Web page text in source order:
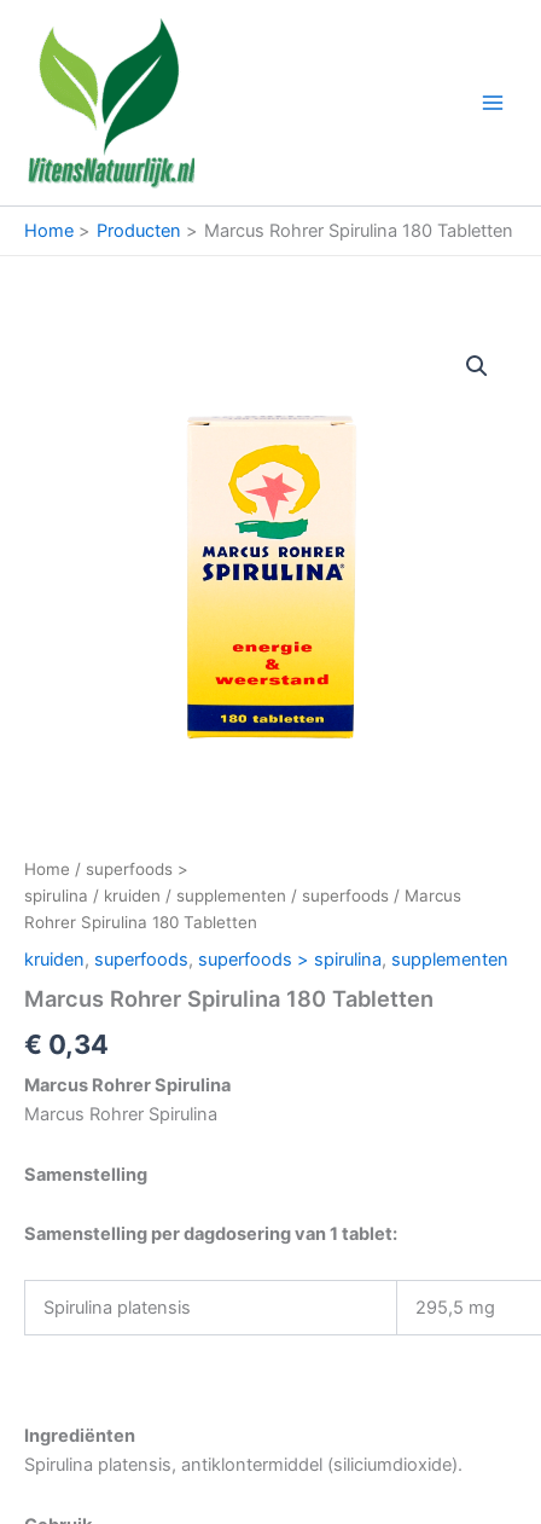
inhoud
Home Producten Marcus Rohrer Spirulina 180 Tabletten
Home / superfoods >
spirulina / kruiden / supplementen / superfoods / Marcus
Rohrer Spirulina 180 Tabletten
kruiden, superfoods, superfoods > spirulina, supplementen
Marcus Rohrer Spirulina 180 Tabletten
€ 0,34
Marcus Rohrer Spirulina
Marcus Rohrer Spirulina
Samenstelling
Samenstelling per dagdosering van 1 tablet:
Spirulina platensis 295,5 mg
Ingrediënten
Spirulina platensis, antiklontermiddel (siliciumdioxide).